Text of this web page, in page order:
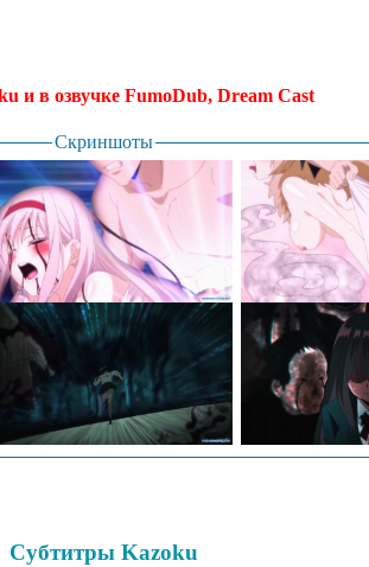
и в озвучке FumoDub, Dream Cast
Скриншоты
Субтитры Kazoku